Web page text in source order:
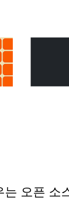
오픈 소